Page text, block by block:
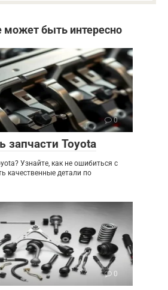
быть интересно
0
запчасти Toyota
Узнайте, как не ошибиться с
качественные детали по
0